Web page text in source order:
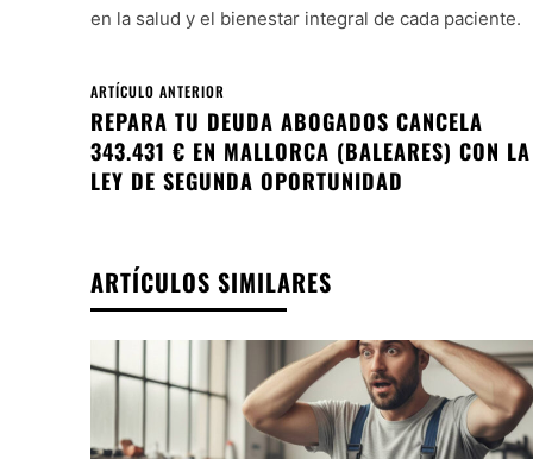
en la salud y el bienestar integral de cada paciente.
ARTÍCULO ANTERIOR
REPARA TU DEUDA ABOGADOS CANCELA
343.431 € EN MALLORCA (BALEARES) CON LA
LEY DE SEGUNDA OPORTUNIDAD
ARTÍCULOS SIMILARES